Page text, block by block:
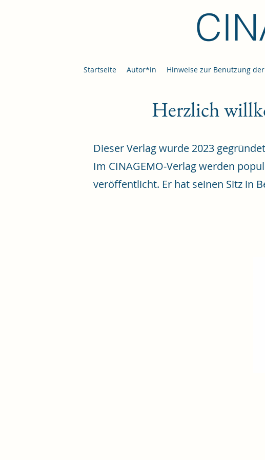
Startseite Autor*in Hinweise zur Benutzung
Herzlich
Dieser Verlag wurde 2023
Im CINAGEMO-Verlag werden
veröffentlicht. Er hat seinen Sitz in